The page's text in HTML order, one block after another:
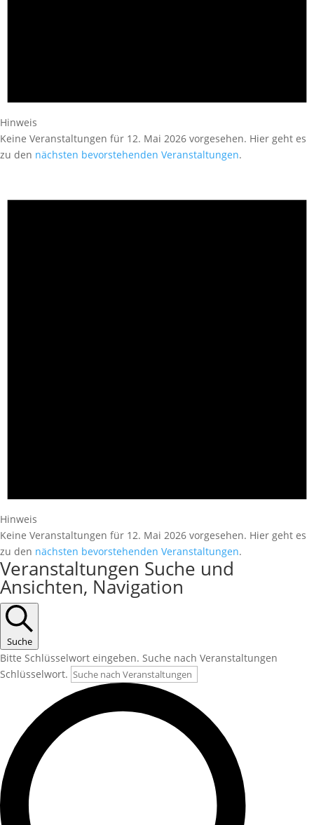
Hinweis
Keine Veranstaltungen für 12. Mai 2026 vorgesehen. Hier geht es
zu den nächsten bevorstehenden Veranstaltungen.
Hinweis
Keine Veranstaltungen für 12. Mai 2026 vorgesehen. Hier geht es
zu den nächsten bevorstehenden Veranstaltungen.
Veranstaltungen Suche und
Ansichten, Navigation
Suche
Bitte Schlüsselwort eingeben. Suche nach Veranstaltungen
Schlüsselwort.